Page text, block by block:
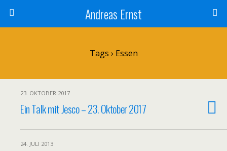
Andreas Ernst
Tags › Essen
23. OKTOBER 2017
Ein Talk mit Jesco – 23. Oktober 2017
24. JULI 2013